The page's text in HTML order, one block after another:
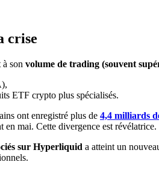
crise
son volume de trading (souvent
ETF crypto plus spécialisés.
ont enregistré plus de 4,4 milliards
mai. Cette divergence est révélatrice.
sur Hyperliquid a atteint un